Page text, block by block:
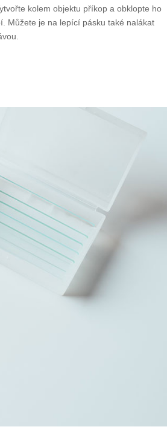
kolem objektu příkop a obklopte ho
Můžete je na lepící pásku také nalákat